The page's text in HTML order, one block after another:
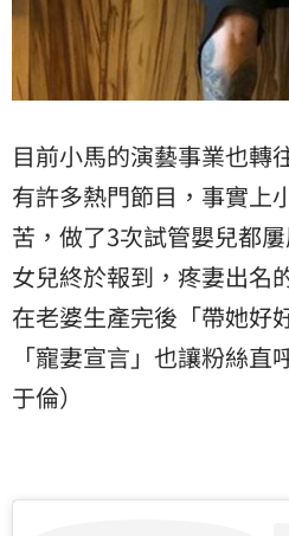
目前小馬的演藝事業也轉
有許多熱門節目，事實上
苦，做了3次試管嬰兒都
女兒終於報到，疼妻出名
在老婆生產完後「帶她好
「寵妻宣言」也讓粉絲
于倫）